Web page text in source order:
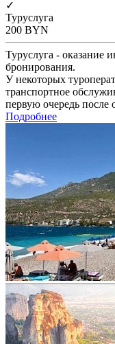
✓
Туруслуга
200 BYN
Туруслуга - оказание
бронирования.
У некоторых
транспортное
первую очередь после
Подробнее